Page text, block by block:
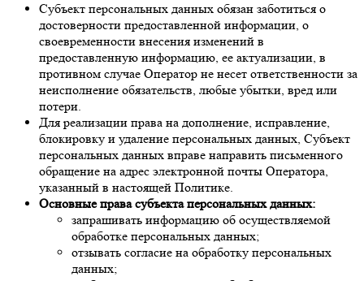
Субъект персональных данных обязан заботиться о
достоверности предоставленной информации, о
своевременности внесения изменений в
предоставленную информацию, ее актуализации, в
противном случае Оператор не несет ответственности за
неисполнение обязательств, любые убытки, вред или
потери.
Для реализации права на дополнение, исправление,
блокировку и удаление персональных данных, Субъект
персональных данных вправе направить письменного
обращение на адрес электронной почты Оператора,
указанный в настоящей Политике.
Основные права субъекта персональных данных:
запрашивать информацию об осуществляемой
обработке персональных данных;
отзывать согласие на обработку персональных
данных;